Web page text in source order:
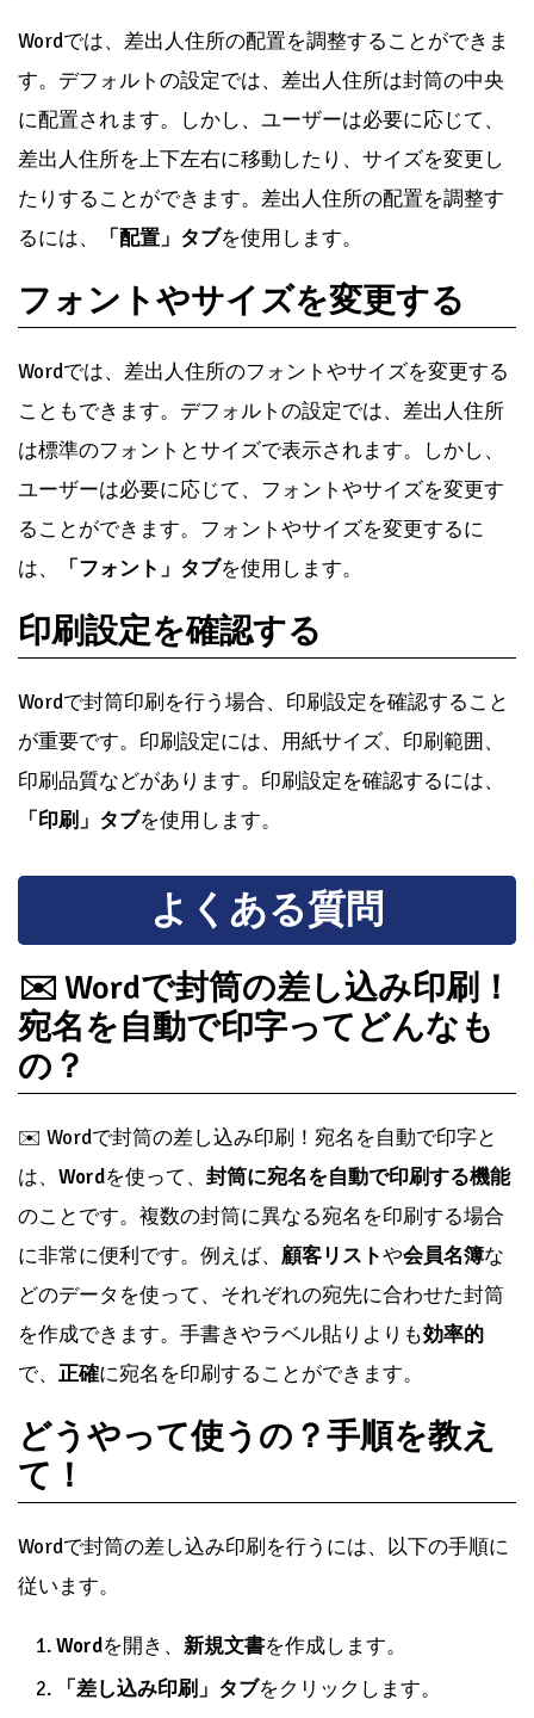
封筒の種類を選択する
Wordで封筒印刷を行う場合、まず封筒の種類を選択す
る必要があります。封筒の種類によって、差出人住所
の配置が異なります。一般的な封筒の種類には、長形3
号、長形4号、角形2号などがあります。Wordでは、こ
れらの封筒の種類が事前に設定されており、ユーザー
は必要な種類を選択するだけです。
差出人住所の配置を調整する
Wordでは、差出人住所の配置を調整することができま
す。デフォルトの設定では、差出人住所は封筒の中央
に配置されます。しかし、ユーザーは必要に応じて、
差出人住所を上下左右に移動したり、サイズを変更し
たりすることができます。差出人住所の配置を調整す
るには、「配置」タブを使用します。
フォントやサイズを変更する
Wordでは、差出人住所のフォントやサイズを変更する
こともできます。デフォルトの設定では、差出人住所
は標準のフォントとサイズで表示されます。しかし、
ユーザーは必要に応じて、フォントやサイズを変更す
ることができます。フォントやサイズを変更するに
印刷設定を確認する
Wordで封筒印刷を行う場合、印刷設定を確認すること
が重要です。印刷設定には、用紙サイズ、印刷範囲、
印刷品質などがあります。印刷設定を確認するには、
「印刷」タブ を使用します。
よくある質問
✉️ Wordで封筒の差し込み印刷！
宛名を自動で印字ってどんなも
の？
Word を使って、封筒に宛名を自動で印刷する機能
のことです。複数の封筒に異なる宛名を印刷する場合
に非常に便利です。例えば、顧客リストや
どのデータを使って、それぞれの宛先に合わせた封筒